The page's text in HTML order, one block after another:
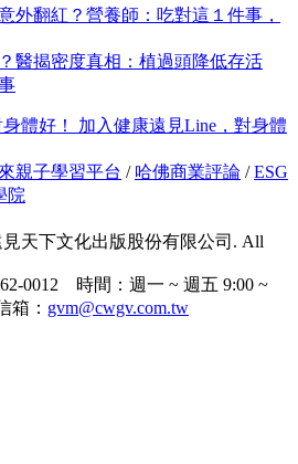
外翻紅？營養師：吃對這１件事，
醫揭密度真相：植過頭降低存活
加入健康遠見Line，對身體
親子學習平台 / 哈佛商業評論 /ESG
院
見天下文化出版股份有限公司. All
0012 時間：週一 ~ 週五 9:00 ~
箱： gvm@cwgv.com.tw